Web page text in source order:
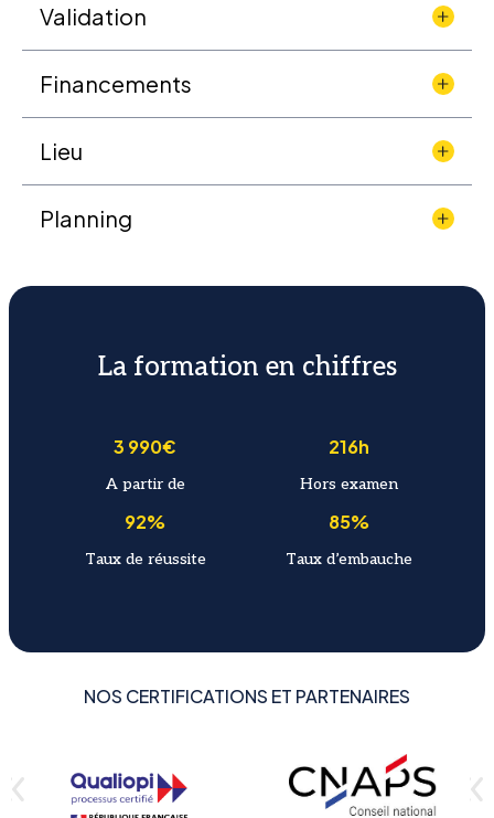
Validation
Financements
Lieu
Planning
La formation en chiffres
3 990€
A partir de
216h
Hors examen
92%
Taux de réussite
85%
Taux d’embauche
NOS CERTIFICATIONS ET PARTENAIRES